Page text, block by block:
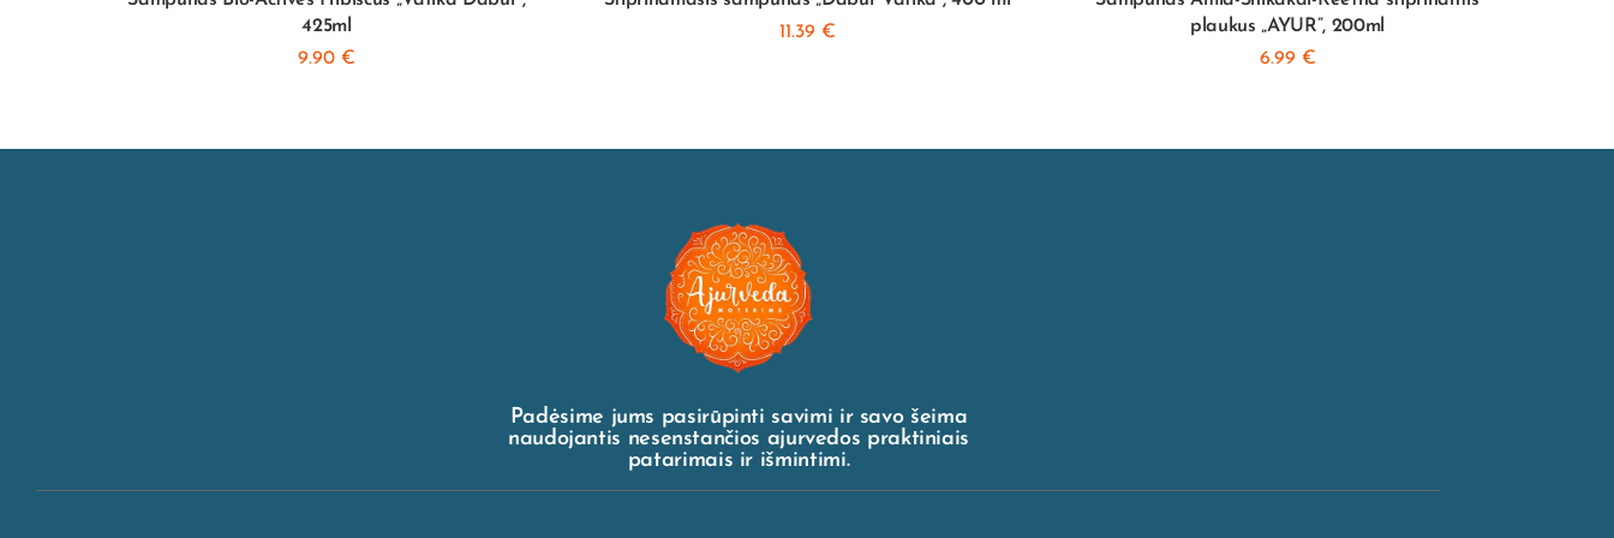
425ml
9.90 €
11.39 €
plaukus „AYUR”, 200ml
6.99 €
Padėsime jums pasirūpinti savimi ir savo šeima
naudojantis nesenstančios ajurvedos praktiniais
patarimais ir išmintimi.